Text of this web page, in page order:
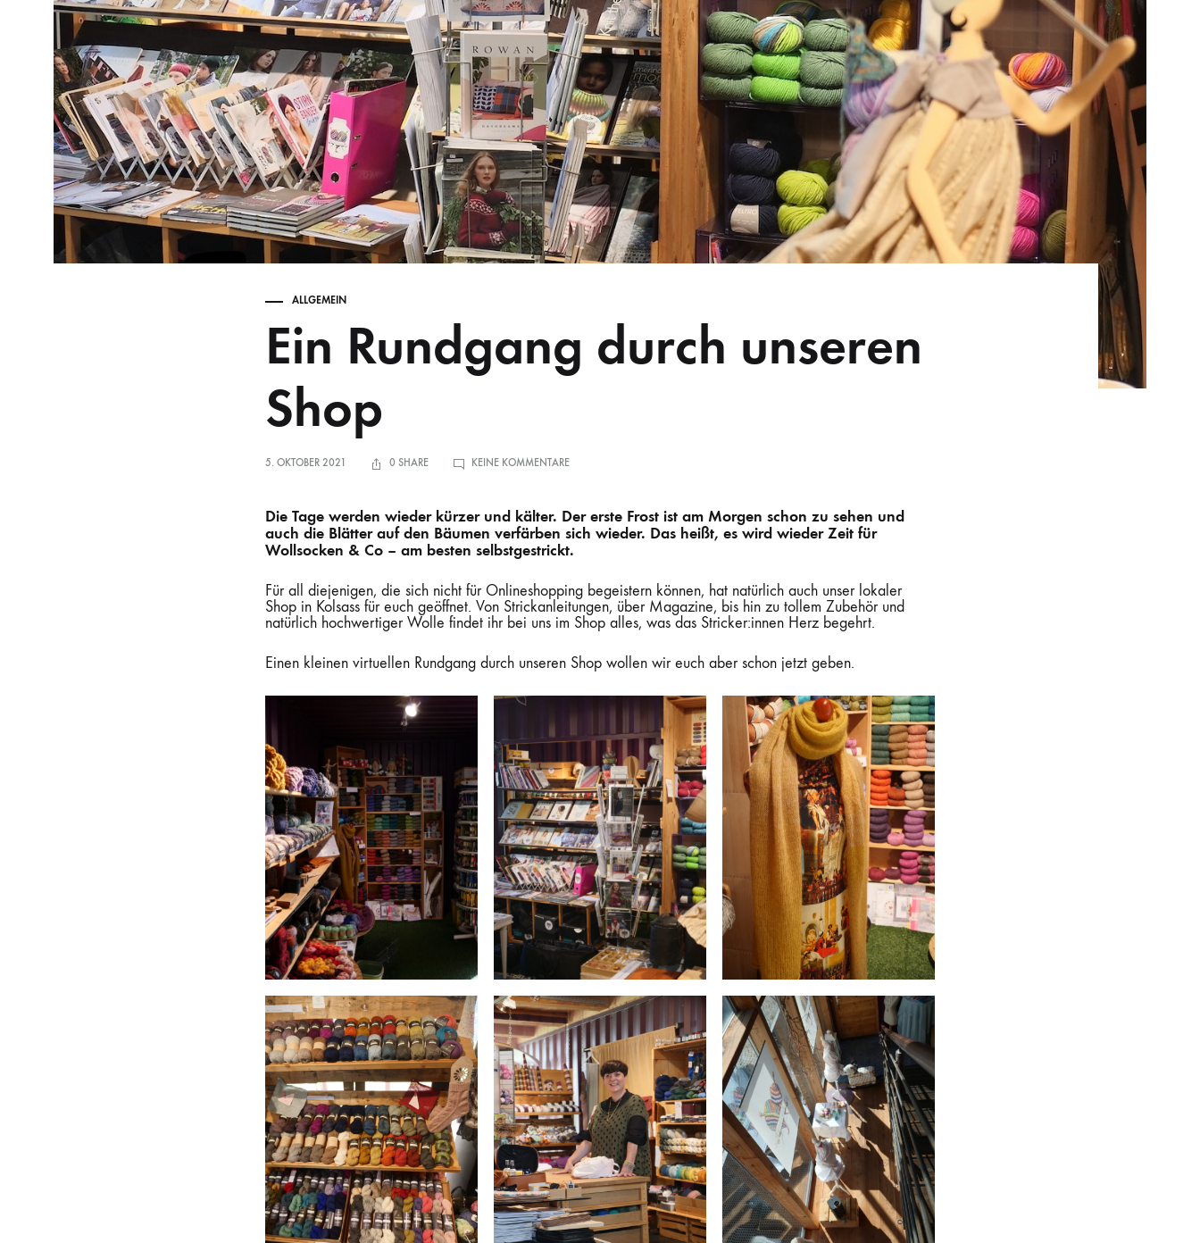
ALLGEMEIN
Ein Rundgang durch unseren
Shop
5. OKTOBER 2021 0 SHARE KEINE KOMMENTAREZU
SHOP
Die Tage werden wieder kürzer und kälter. Der erste Frost ist am Morgen schon zu sehen und
auch die Blätter auf den Bäumen verfärben sich wieder. Das heißt, es wird wieder Zeit für
Wollsocken & Co – am besten selbstgestrickt.
Für all diejenigen, die sich nicht für Onlineshopping begeistern können, hat natürlich auch unser lokaler
Shop in Kolsass für euch geöffnet. Von Strickanleitungen, über Magazine, bis hin zu tollem Zubehör und
natürlich hochwertiger Wolle findet ihr bei uns im Shop alles, was das Stricker:innen Herz begehrt.
Einen kleinen virtuellen Rundgang durch unseren Shop wollen wir euch aber schon jetzt geben.